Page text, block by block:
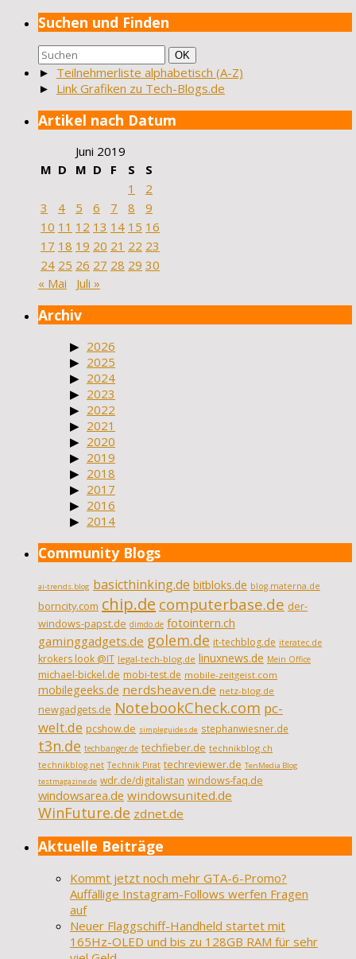
Suchen und Finden
Suchen
nach:
Suchen
OK
► Teilnehmerliste alphabetisch (A-Z)
► Link Grafiken zu Tech-Blogs.de
Artikel nach Datum
Juni 2019
M D M D F S
S
1
2
3
4 5 6 7 8
9
10 11 12 13 14 15 16
17 18 19 20 21 22 23
24 25 26 27 28 29 30
« Mai
Juli »
Archiv
2026
2025
2024
2023
2022
2021
2020
2019
2018
2017
2016
2014
Community Blogs
ai-trends.blog basicthinking.de bitbloks.de blog.materna.de
borncity.com chip.de computerbase.de der-
windows-papst.de dimdo.de fotointern.ch
gaminggadgets.de golem.de it-techblog.de iteratec.de
krokers look @IT legal-tech-blog.de linuxnews.de Mein Office
michael-bickel.de mobi-test.de mobile-zeitgeist.com
mobilegeeks.de nerdsheaven.de netz-blog.de
newgadgets.de NotebookCheck.com pc-
welt.de pcshow.de simpleguides.de stephanwiesner.de
t3n.de techbanger.de techfieber.de technikblog.ch
technikblog.net Technik Pirat techreviewer.de TenMedia Blog
testmagazine.de wdr.de/digitalistan windows-faq.de
windowsarea.de windowsunited.de
WinFuture.de zdnet.de
Aktuelle Beiträge
Kommt jetzt noch mehr GTA-6-Promo?
Auffällige Instagram-Follows werfen Fragen
auf
Neuer Flaggschiff-Handheld startet mit
165Hz-OLED und bis zu 128GB RAM für sehr